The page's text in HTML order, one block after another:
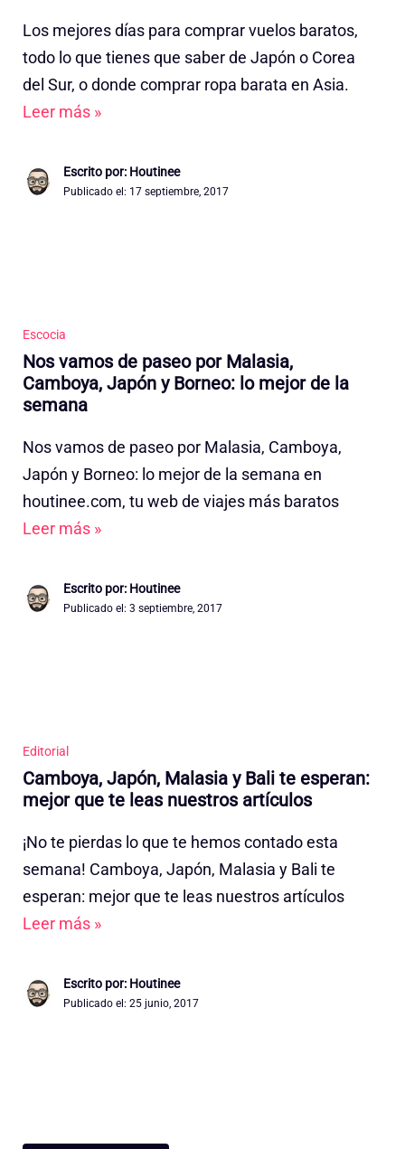
Los mejores días para comprar vuelos baratos,
todo lo que tienes que saber de Japón o Corea
del Sur, o donde comprar ropa barata en Asia.
Leer más »
Escrito por: Houtinee
Publicado el: 17 septiembre, 2017
Escocia
Nos vamos de paseo por Malasia,
Camboya, Japón y Borneo: lo mejor de la
semana
Nos vamos de paseo por Malasia, Camboya,
Japón y Borneo: lo mejor de la semana en
houtinee.com, tu web de viajes más baratos
Leer más »
Escrito por: Houtinee
Publicado el: 3 septiembre, 2017
Editorial
Camboya, Japón, Malasia y Bali te esperan:
mejor que te leas nuestros artículos
¡No te pierdas lo que te hemos contado esta
semana! Camboya, Japón, Malasia y Bali te
esperan: mejor que te leas nuestros artículos
Leer más »
Escrito por: Houtinee
Publicado el: 25 junio, 2017